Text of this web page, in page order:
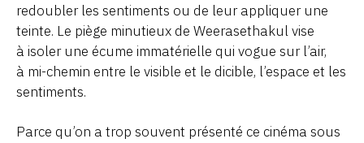
redoubler les sentiments ou de leur appliquer une
teinte. Le piège minutieux de Weerasethakul vise
à isoler une écume immatérielle qui vogue sur l’air,
à mi-chemin entre le visible et le dicible, l’espace et les
sentiments.
Parce qu’on a trop souvent présenté ce cinéma sous